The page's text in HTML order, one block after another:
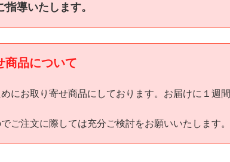
導いたします。
商品について
にお取り寄せ商品にしております。お届けに１週間
注文に際しては充分ご検討をお願いいたします。